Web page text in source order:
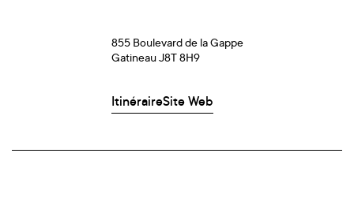
855 Boulevard de la Gappe
Gatineau J8T 8H9
ItinéraireSite Web